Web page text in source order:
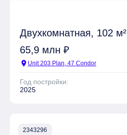
Двухкомнатная, 102 м²
65,9 млн ₽
location_on Unit 203 Plan, 47 Condor
Год постройки:
2025
2343296